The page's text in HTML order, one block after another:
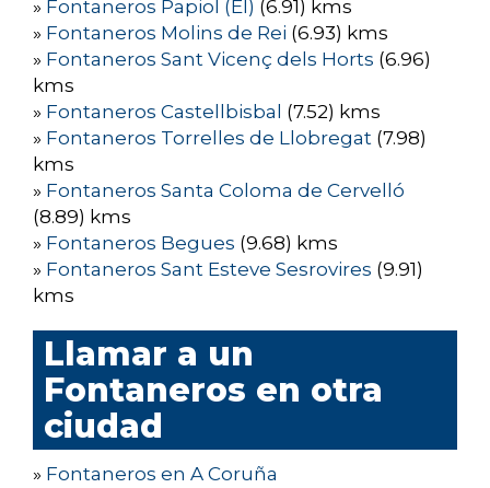
» Fontaneros Papiol (El) (6.91) kms
» Fontaneros Molins de Rei (6.93) kms
» Fontaneros Sant Vicenç dels Horts (6.96)
kms
» Fontaneros Castellbisbal (7.52) kms
» Fontaneros Torrelles de Llobregat (7.98)
kms
» Fontaneros Santa Coloma de Cervelló
(8.89) kms
» Fontaneros Begues (9.68) kms
» Fontaneros Sant Esteve Sesrovires (9.91)
kms
Llamar a un
Fontaneros en otra
ciudad
» Fontaneros en A Coruña